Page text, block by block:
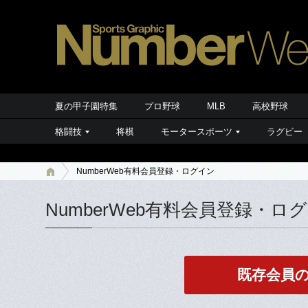
夏の甲子園特集 プロ野球 MLB 高校野球
格闘技 将棋 モータースポーツ ラグビー
NumberWeb有料会員登録・ログイン
NumberWeb有料会員登録・ロ
既存会員